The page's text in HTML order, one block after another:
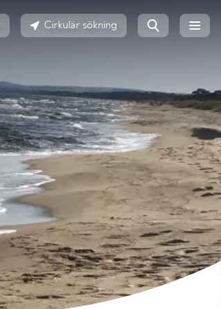
Cirkulär sökning